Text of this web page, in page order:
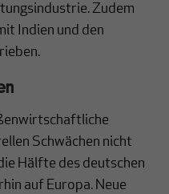
Zudem
Indien und den
Schwächen nicht
Hälfte des deutschen
auf Europa. Neue